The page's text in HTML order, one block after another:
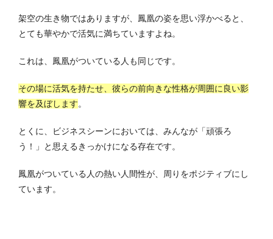
架空の生き物ではありますが、鳳凰の姿を思い浮かべると、
とても華やかで活気に満ちていますよね。
これは、鳳凰がついている人も同じです。
その場に活気を持たせ、彼らの前向きな性格が周囲に良い影
響を及ぼします。
とくに、ビジネスシーンにおいては、みんなが「頑張ろ
う！」と思えるきっかけになる存在です。
鳳凰がついている人の熱い人間性が、周りをポジティブにし
ています。